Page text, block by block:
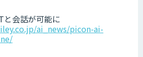
と会話が可能に
ai_news/picon-ai-